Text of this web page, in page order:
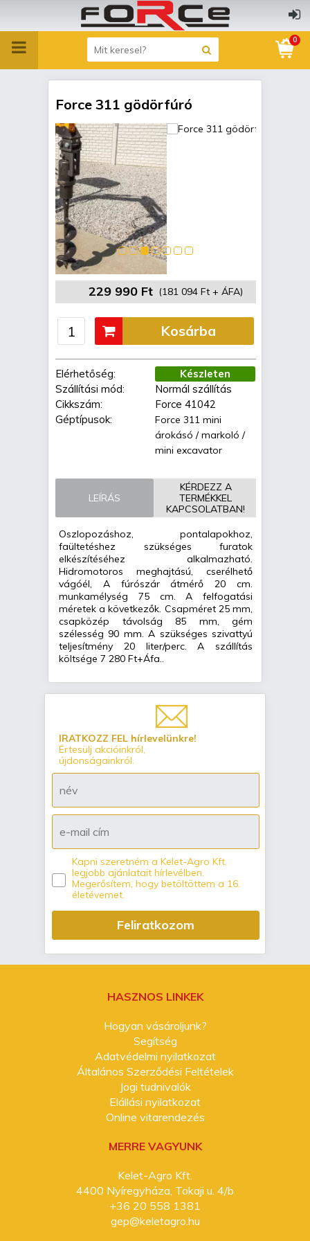
0
Force 311 gödörfúró
229 990 Ft (181 094 Ft + ÁFA)
Elérhetőség:
Készleten
Szállítási mód:
Normál szállítás
Cikkszám:
Force 41042
Géptípusok:
Force 311 mini
árokásó / markoló /
mini excavator
Kosárba
LEÍRÁS
KÉRDEZZ A
TERMÉKKEL
KAPCSOLATBAN!
Oszlopozáshoz, pontalapokhoz,
faültetéshez szükséges furatok
elkészítéséhez alkalmazható.
Hidromotoros meghajtású, cserélhető
vágóél, A fúrószár átmérő 20 cm.
munkamélység 75 cm. A felfogatási
méretek a következők. Csapméret 25 mm,
csapközép távolság 85 mm, gém
szélesség 90 mm. A szükséges szivattyú
teljesítmény 20 liter/perc. A szállítás
költsége 7 280 Ft+Áfa..
IRATKOZZ FEL hírlevelünkre!
Értesülj akcióinkról,
újdonságainkról.
Kapni szeretném a Kelet-Agro Kft.
legjobb ajánlatait hírlevélben.
Megerősítem, hogy betöltöttem a 16.
életévemet.
Feliratkozom
HASZNOS LINKEK
Hogyan vásároljunk?
Segítség
Adatvédelmi nyilatkozat
Általános Szerződési Feltételek
Jogi tudnivalók
Elállási nyilatkozat
Online vitarendezés
MERRE VAGYUNK
Kelet-Agro Kft.
4400 Nyíregyháza, Tokaji u. 4/b
+36 20 558 1381
gep@keletagro.hu